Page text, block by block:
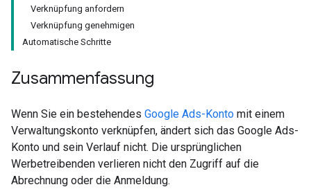
Verknüpfung anfordern
Verknüpfung genehmigen
Automatische Schritte
Zusammenfassung
Wenn Sie ein bestehendes Google Ads-Konto mit einem
Verwaltungskonto verknüpfen, ändert sich das Google Ads-
Konto und sein Verlauf nicht. Die ursprünglichen
Werbetreibenden verlieren nicht den Zugriff auf die
Abrechnung oder die Anmeldung.